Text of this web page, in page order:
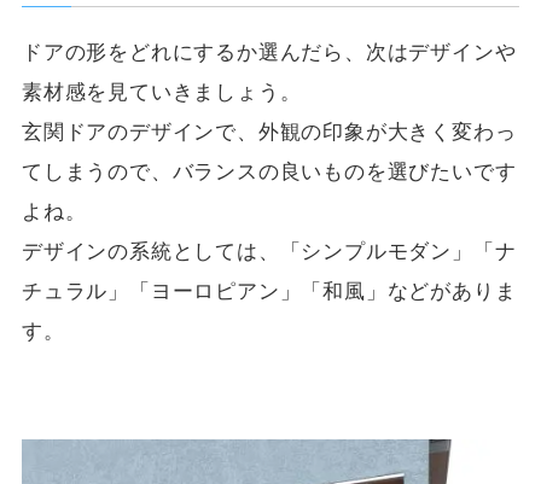
ドアの形をどれにするか選んだら、次はデザインや
素材感を見ていきましょう。
玄関ドアのデザインで、外観の印象が大きく変わっ
てしまうので、バランスの良いものを選びたいです
よね。
デザインの系統としては、「シンプルモダン」「ナ
チュラル」「ヨーロピアン」「和風」などがありま
す。